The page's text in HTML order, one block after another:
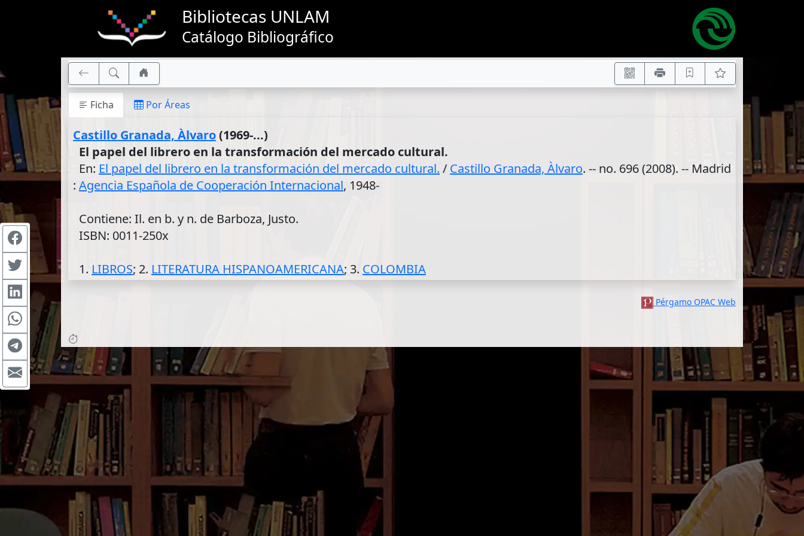
Bibliotecas UNLAM
Catálogo Bibliográfico
Ficha Por Áreas
Castillo Granada, Àlvaro(1969-...)
El papel del librero en la transformación del mercado cultural.
En: El papel del librero en la transformación del mercado cultural. / Castillo Granada, Àlvaro. -- no. 696 (2008). -- Madrid
: Agencia Española de Cooperación Internacional, 1948-
Contiene: Il. en b. y n. de Barboza, Justo.
ISBN: 0011-250x
1. LIBROS; 2. LITERATURA HISPANOAMERICANA; 3. COLOMBIA
Pérgamo OPAC Web